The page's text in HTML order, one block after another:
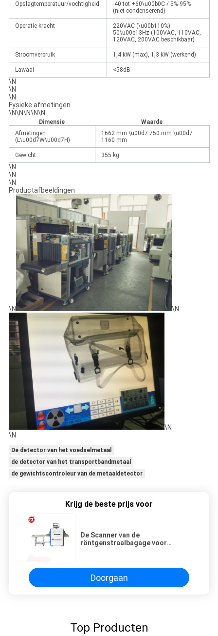
Opslagtemperatuur/vochtigheid
-40 tot +60\u00b0C / 5%-95%
(niet-condenserend)
Operatie kracht
220VAC (\u00b110%)
50\u00b13Hz (100VAC, 110VAC,
120VAC, 200VAC beschikbaar)
Stroomverbruik 1,4 kW (max), 1,3 kW (werkend)
Lawaai <58dB
\N
\N
\N
Fysieke afmetingen
\N\N\N\N\N
Dimensie
Waarde
Afmetingen
(L\u00d7W\u00d7H)
1662 mm \u00d7 750 mm \u00d7
1160 mm
Gewicht 355 kg
\N
\N
\N
Productafbeeldingen
\N \N
\N
\N
De detector van het voedselmetaal
de detector van het transportbandmetaal
de gewichtscontroleur van de metaaldetector
Krijg de beste prijs voor
De Scanner van de
röntgenstraalbagage voor
Doorgaan
Top Producten